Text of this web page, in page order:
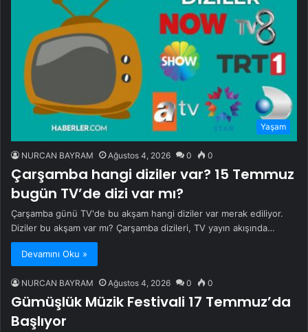
Yaşam
NURCAN BAYRAM Ağustos 4, 2026 0 0
Çarşamba hangi diziler var? 15 Temmuz
bugün TV’de dizi var mı?
Çarşamba günü TV'de bu akşam hangi diziler var merak ediliyor.
Diziler bu akşam var mı? Çarşamba dizileri, TV yayın akışında…
Devamını Oku »
NURCAN BAYRAM Ağustos 4, 2026 0 0
Gümüşlük Müzik Festivali 17 Temmuz’da
Başlıyor